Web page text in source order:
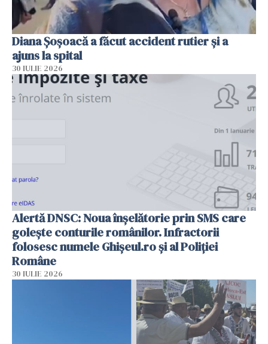
Diana Șoșoacă a făcut accident rutier și a
ajuns la spital
30 IULIE 2026
Alertă DNSC: Noua înșelătorie prin SMS care
golește conturile românilor. Infractorii
folosesc numele Ghișeul.ro și al Poliției
Române
30 IULIE 2026